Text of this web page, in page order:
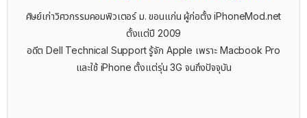
ศิษย์เก่าวิศวกรรมคอมพิวเตอร์ ม. ขอนแก่น ผู้ก่อตั้ง iPhoneMod.net
ตั้งแต่ปี 2009
อดีต Dell Technical Support รู้จัก ​Apple เพราะ Macbook Pro
และใช้ iPhone ตั้งแต่รุ่น 3G จนถึงปัจจุบัน